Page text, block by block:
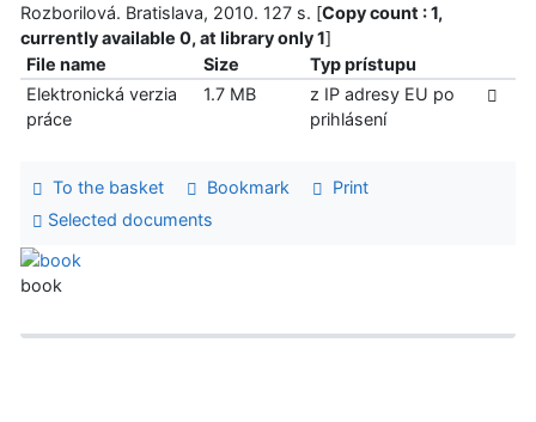
Rozborilová. Bratislava, 2010. 127 s. [Copy count : 1,
currently available 0, at library only 1]
File name
Size
Typ prístupu
Elektronická verzia
práce
1.7 MB
z IP adresy EU po
prihlásení
To the basket Bookmark
Print
Selected documents
book